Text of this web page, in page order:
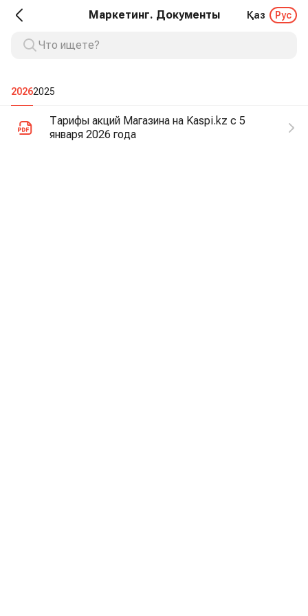
Маркетинг. Документы Қаз Рус
20262025
Тарифы акций Магазина на Kaspi.kz с 5
января 2026 года